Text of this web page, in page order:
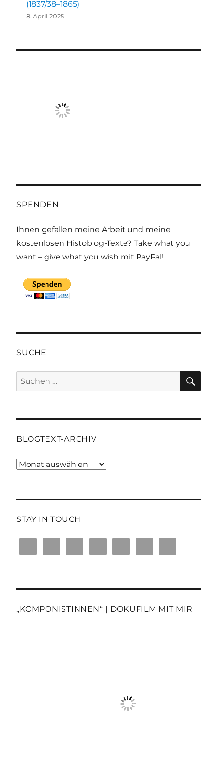
(1837/38–1865)
8. April 2025
SPENDEN
Ihnen gefallen meine Arbeit und meine
kostenlosen Histoblog-Texte? Take what you
want – give what you wish mit PayPal!
SUCHE
Suchen
nach:
BLOGTEXT-ARCHIV
Blogtext-
STAY IN TOUCH
„KOMPONISTINNEN“ | DOKUFILM MIT MIR